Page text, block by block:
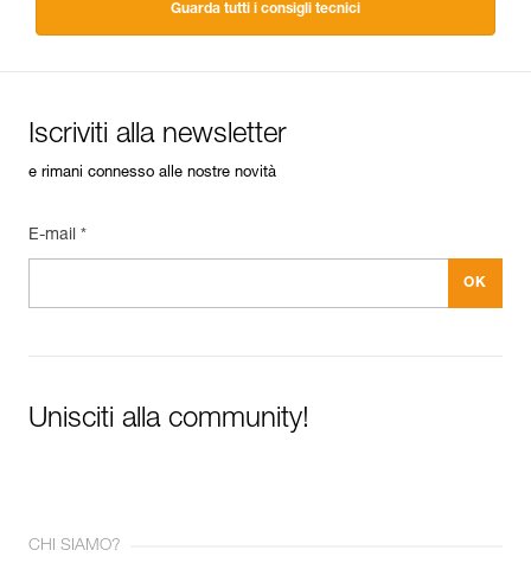
Guarda tutti i consigli tecnici
Iscriviti alla newsletter
e rimani connesso alle nostre novità
E-mail *
Unisciti alla community!
CHI SIAMO?